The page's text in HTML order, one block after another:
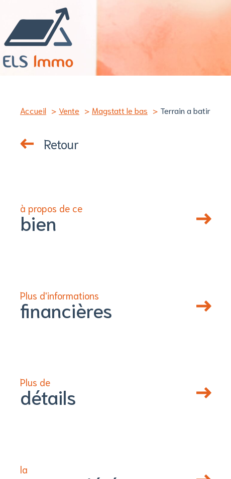
Accueil Vente Magstatt le bas Terrain a batir
Retour
à propos de ce
bien
Plus d'informations
financières
Plus de
détails
la